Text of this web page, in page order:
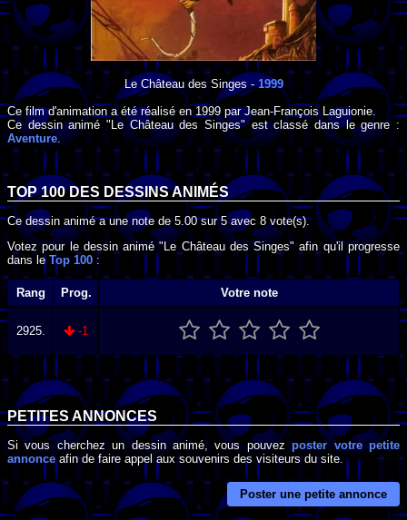
Le Château des Singes - 1999
Ce film d'animation a été réalisé en 1999 parJean-François Laguionie.
Ce dessin animé "Le Château des Singes" est classé dans le genre :
Aventure.
TOP 100 DES DESSINS ANIMÉS
Ce dessin animé a une note de5.00sur5avec 8 vote(s).
Votez pour le dessin animé "Le Château des Singes" afin qu'il progresse
dans le Top 100 :
Rang Prog. Votre note
2925. -1
PETITES ANNONCES
Si vous cherchez un dessin animé, vous pouvezposter votre petite
annonceafin de faire appel aux souvenirs des visiteurs du site.
Poster une petite annonce